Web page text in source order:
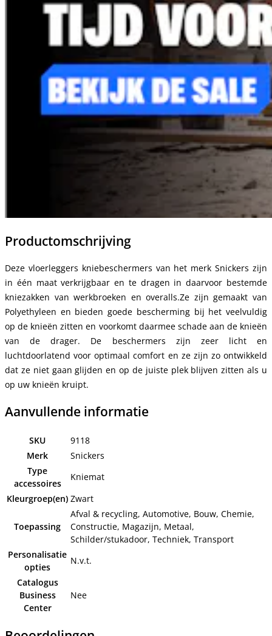
Productomschrijving
Deze vloerleggers kniebeschermers van het merk Snickers zijn
in één maat verkrijgbaar en te dragen in daarvoor bestemde
kniezakken van werkbroeken en overalls.Ze zijn gemaakt van
Polyethyleen en bieden goede bescherming bij het veelvuldig
op de knieën zitten en voorkomt daarmee schade aan de knieën
van de drager. De beschermers zijn zeer licht en
luchtdoorlatend voor optimaal comfort en ze zijn zo ontwikkeld
dat ze niet gaan glijden en op de juiste plek blijven zitten als u
op uw knieën kruipt.
Aanvullende informatie
SKU
9118
Merk
Snickers
Type
accessoires
Kniemat
Kleurgroep(en) Zwart
Toepassing
Afval & recycling, Automotive, Bouw, Chemie,
Constructie, Magazijn, Metaal,
Schilder/stukadoor, Techniek, Transport
Personalisatie
opties
N.v.t.
Catalogus
Business
Center
Nee